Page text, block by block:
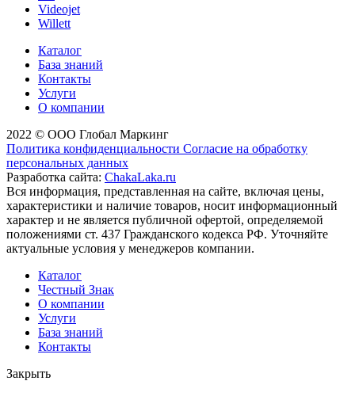
Videojet
Willett
Каталог
База знаний
Контакты
Услуги
О компании
2022 © ООО Глобал Маркинг
Политика конфиденциальности Согласие на обработку
персональных данных
Разработка сайта: ChakaLaka.ru
Вся информация, представленная на сайте, включая цены,
характеристики и наличие товаров, носит информационный
характер и не является публичной офертой, определяемой
положениями ст. 437 Гражданского кодекса РФ. Уточняйте
актуальные условия у менеджеров компании.
Каталог
Честный Знак
О компании
Услуги
База знаний
Контакты
Закрыть